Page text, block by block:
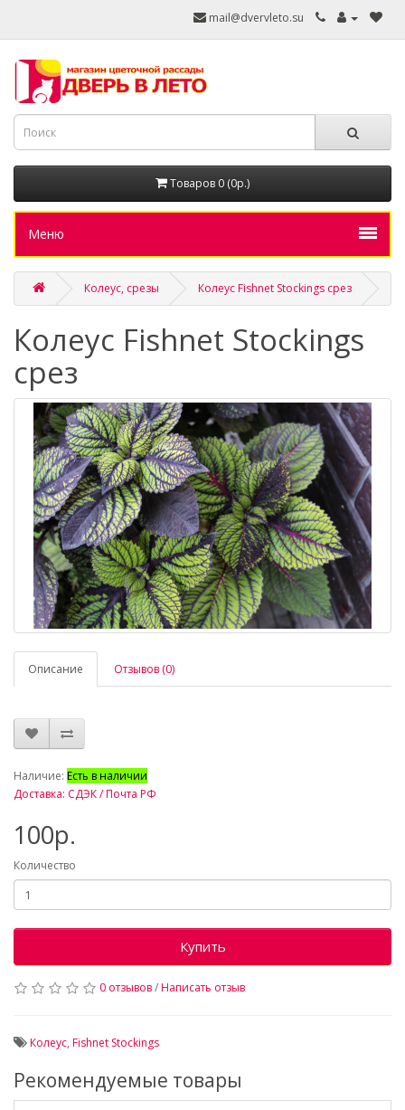
mail@dvervleto.su
Товаров 0 (0р.)
Меню
Колеус, срезы Колеус Fishnet Stockings срез
Колеус Fishnet Stockings
срез
Описание Отзывов (0)
Наличие: Есть в наличии
Доставка: СДЭК / Почта РФ
100р.
Количество
Купить
0 отзывов/Написать отзыв
Колеус, Fishnet Stockings
Рекомендуемые товары